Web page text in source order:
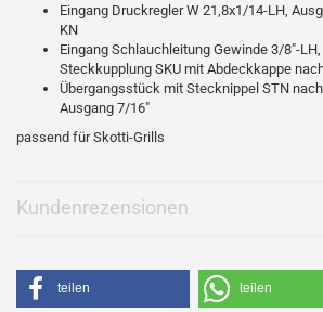
Eingang Druckregler W 21,8x1/14-LH,
KN
Eingang Schlauchleitung Gewinde 3/8"-
Steckkupplung SKU mit Abdeckkappe
Übergangsstück mit Stecknippel STN
Ausgang 7/16"
passend für Skotti-Grills
Kundenrezensionen
teilen teilen